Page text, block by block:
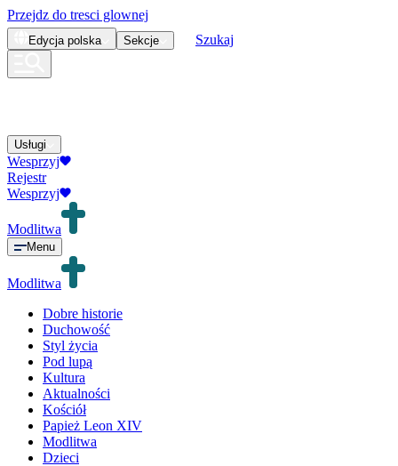
Przejdz do tresci glownej
Edycja polska Sekcje Szukaj
Usługi
Wesprzyj
Rejestr
Wesprzyj
Modlitwa
Menu
Modlitwa
Dobre historie
Duchowość
Styl życia
Pod lupą
Kultura
Aktualności
Kościół
Papież Leon XIV
Modlitwa
Dzieci